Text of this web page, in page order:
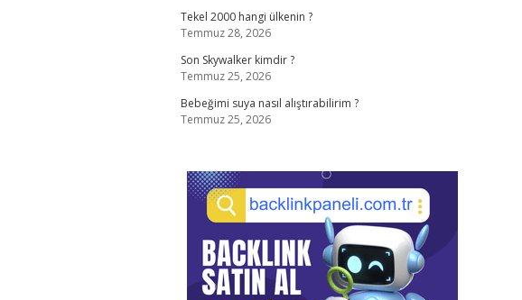
Tekel 2000 hangi ülkenin ?
Temmuz 28, 2026
Son Skywalker kimdir ?
Temmuz 25, 2026
Bebeğimi suya nasıl alıştırabilirim ?
Temmuz 25, 2026